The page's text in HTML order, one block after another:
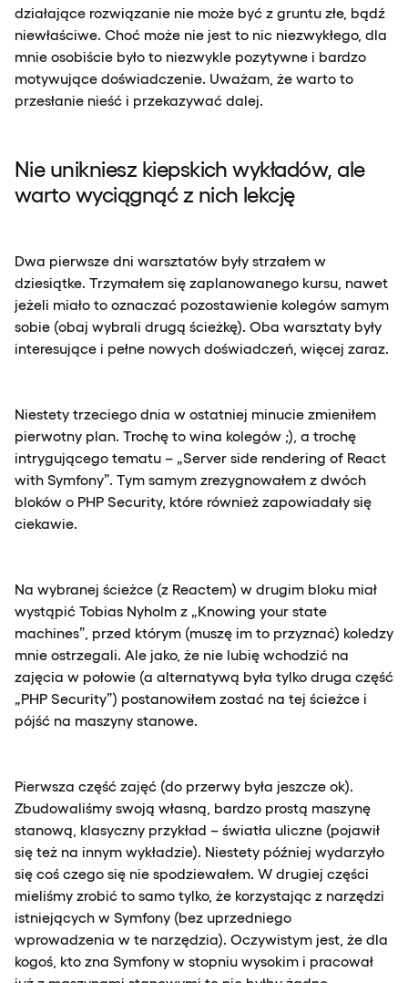
działające rozwiązanie nie może być z gruntu złe, bądź
niewłaściwe. Choć może nie jest to nic niezwykłego, dla
mnie osobiście było to niezwykle pozytywne i bardzo
motywujące doświadczenie. Uważam, że warto to
przesłanie nieść i przekazywać dalej.
Nie unikniesz kiepskich wykładów, ale
warto wyciągnąć z nich lekcję
Dwa pierwsze dni warsztatów były strzałem w
dziesiątke. Trzymałem się zaplanowanego kursu, nawet
jeżeli miało to oznaczać pozostawienie kolegów samym
sobie (obaj wybrali drugą ścieżkę). Oba warsztaty były
interesujące i pełne nowych doświadczeń, więcej zaraz.
Niestety trzeciego dnia w ostatniej minucie zmieniłem
pierwotny plan. Trochę to wina kolegów ;), a trochę
intrygującego tematu – „Server side rendering of React
with Symfony”. Tym samym zrezygnowałem z dwóch
bloków o PHP Security, które również zapowiadały się
ciekawie.
Na wybranej ścieżce (z Reactem) w drugim bloku miał
wystąpić Tobias Nyholm z „Knowing your state
machines”, przed którym (muszę im to przyznać) koledzy
mnie ostrzegali. Ale jako, że nie lubię wchodzić na
zajęcia w połowie (a alternatywą była tylko druga część
„PHP Security”) postanowiłem zostać na tej ścieżce i
pójść na maszyny stanowe.
Pierwsza część zajęć (do przerwy była jeszcze ok).
Zbudowaliśmy swoją własną, bardzo prostą maszynę
stanową, klasyczny przykład – światła uliczne (pojawił
się też na innym wykładzie). Niestety później wydarzyło
się coś czego się nie spodziewałem. W drugiej części
mieliśmy zrobić to samo tylko, że korzystając z narzędzi
istniejących w Symfony (bez uprzedniego
wprowadzenia w te narzędzia). Oczywistym jest, że dla
kogoś, kto zna Symfony w stopniu wysokim i pracował